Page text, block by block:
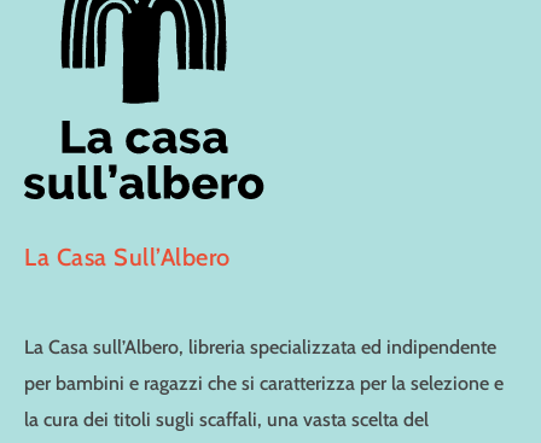
La Casa Sull’Albero
La Casa sull’Albero, libreria specializzata ed indipendente
per bambini e ragazzi che si caratterizza per la selezione e
la cura dei titoli sugli scaffali, una vasta scelta del